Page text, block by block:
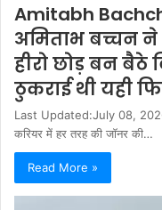
Amitabh
अमिताभ बच्चन ने
हीरो छोड़ बन
ठुकराई थी यही
Last Updated:July 08,
करियर में हर तरह की जॉनर की…
Read More »